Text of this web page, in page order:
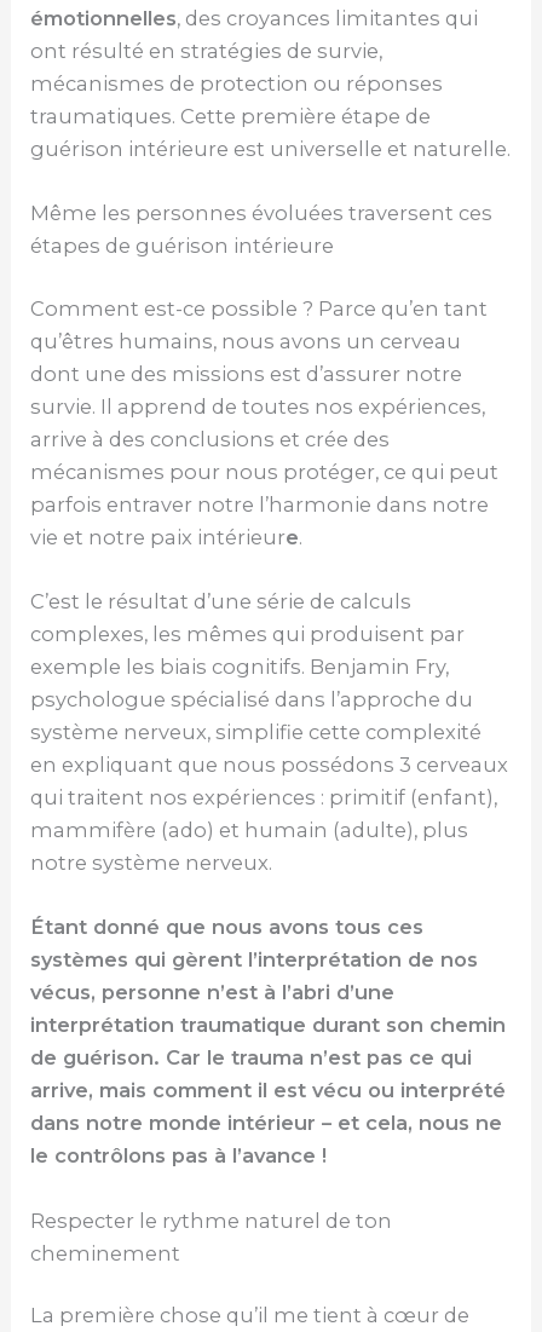
émotionnelles, des croyances limitantes qui
ont résulté en stratégies de survie,
mécanismes de protection ou réponses
traumatiques. Cette première étape de
guérison intérieure est universelle et naturelle.
Même les personnes évoluées traversent ces
étapes de guérison intérieure
Comment est-ce possible ? Parce qu’en tant
qu’êtres humains, nous avons un cerveau
dont une des missions est d’assurer notre
survie. Il apprend de toutes nos expériences,
arrive à des conclusions et crée des
mécanismes pour nous protéger, ce qui peut
parfois entraver notre l’harmonie dans notre
vie et notre paix intérieure.
C’est le résultat d’une série de calculs
complexes, les mêmes qui produisent par
exemple les biais cognitifs. Benjamin Fry,
psychologue spécialisé dans l’approche du
système nerveux, simplifie cette complexité
en expliquant que nous possédons 3 cerveaux
qui traitent nos expériences : primitif (enfant),
mammifère (ado) et humain (adulte), plus
notre système nerveux.
Étant donné que nous avons tous ces
systèmes qui gèrent l’interprétation de nos
vécus, personne n’est à l’abri d’une
interprétation traumatique durant son chemin
de guérison. Car le trauma n’est pas ce qui
arrive, mais comment il est vécu ou interprété
dans notre monde intérieur – et cela, nous ne
le contrôlons pas à l’avance !
Respecter le rythme naturel de ton
cheminement
La première chose qu’il me tient à cœur de